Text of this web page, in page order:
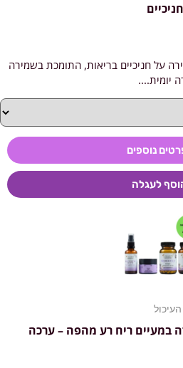
נוספים
לעגלה
על חניכיים בריאות, התומכת בשמירה
יומית....
במעיים ריח רע מהפה – ערכה